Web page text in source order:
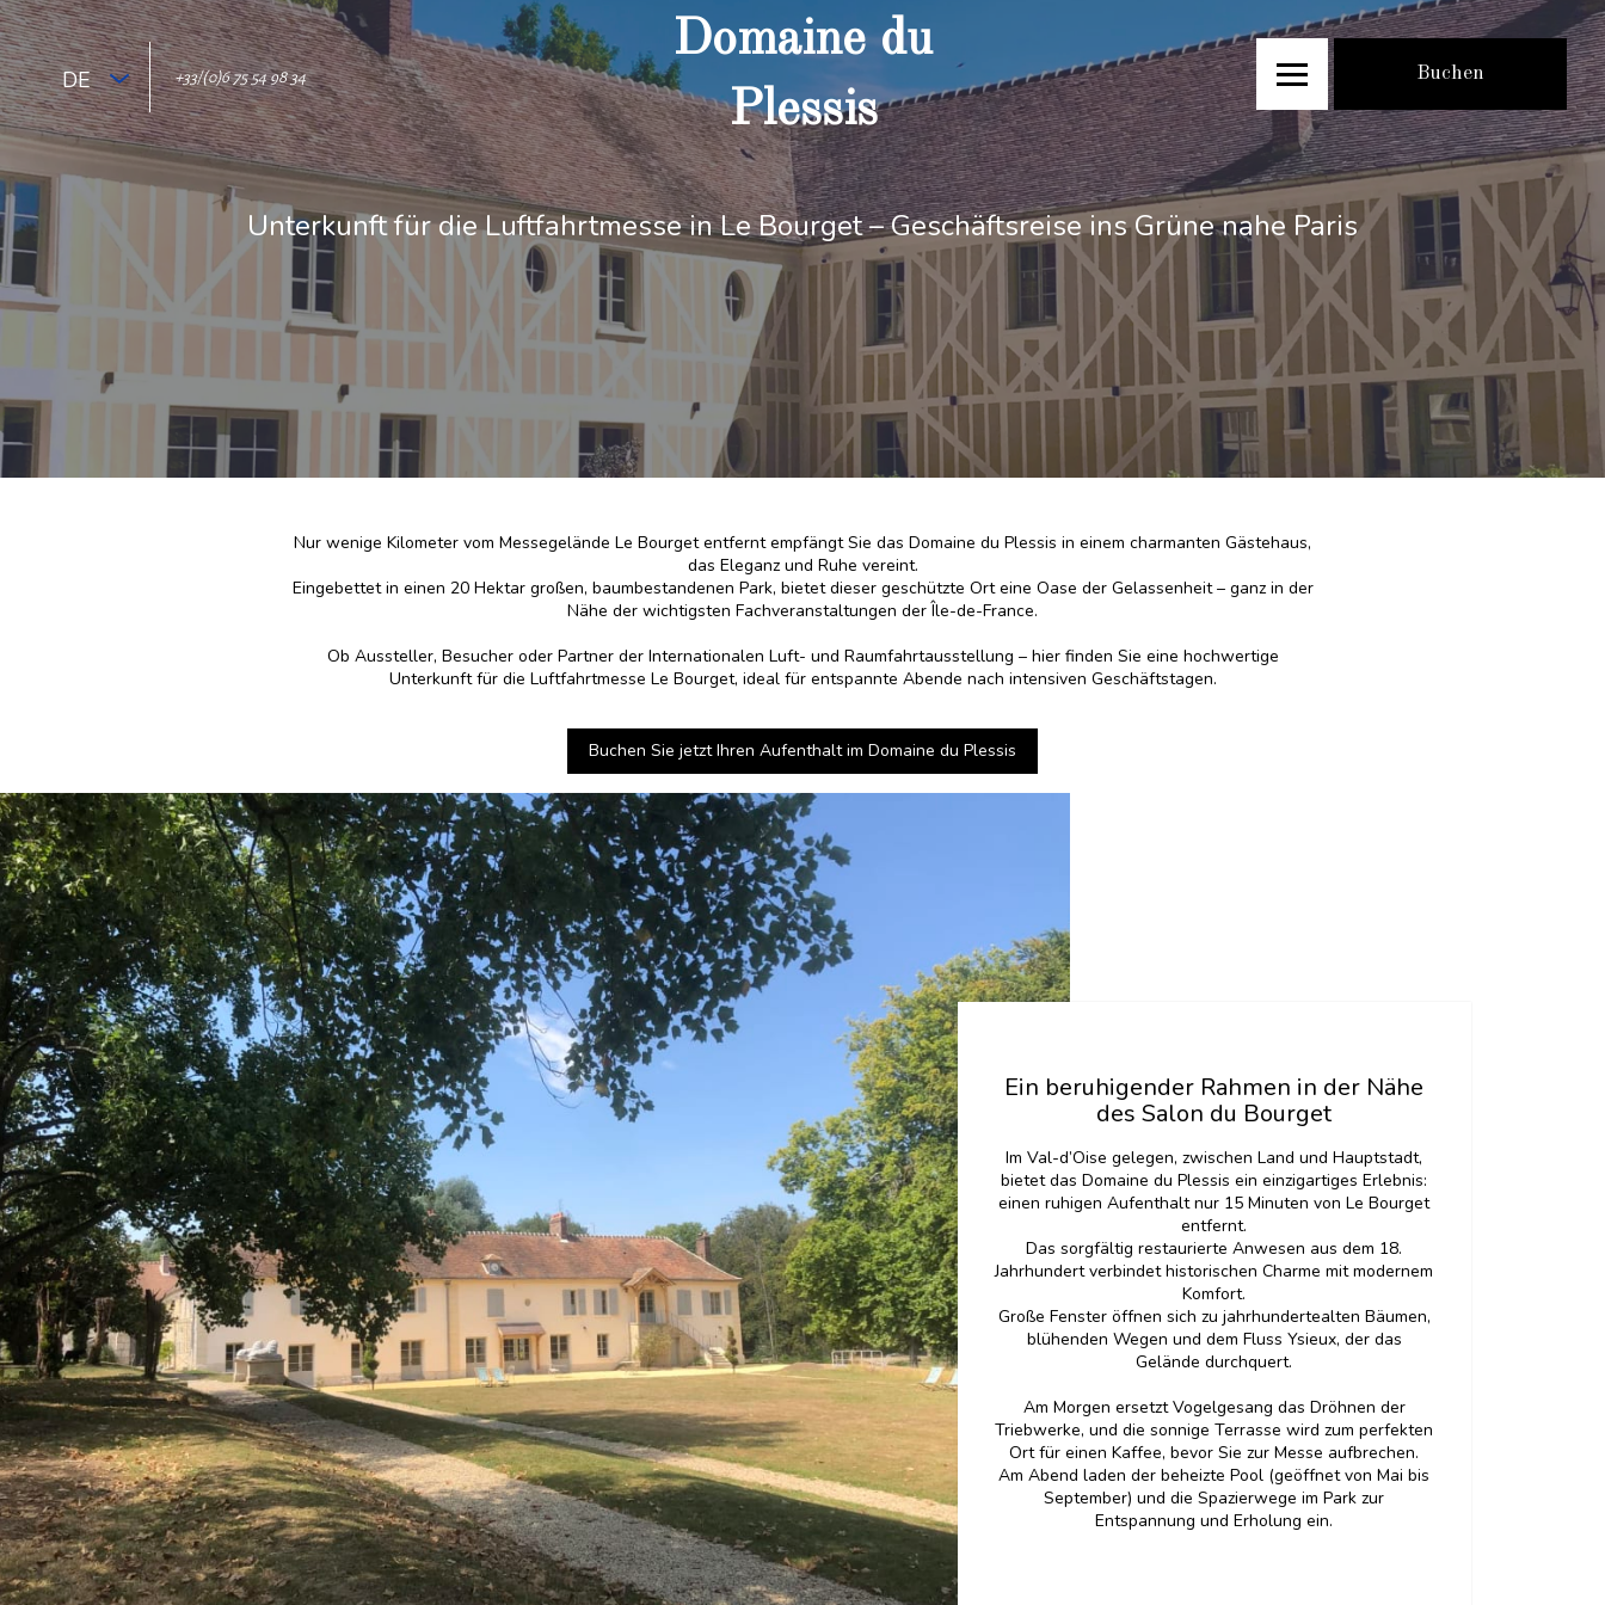
DE +33/(0)6 75 54 98 34
Domaine du
Plessis
Buchen
Unterkunft für die Luftfahrtmesse in Le Bourget – Geschäftsreise ins Grüne nahe Paris
Nur wenige Kilometer vom Messegelände Le Bourget entfernt empfängt Sie das Domaine du Plessis in einem charmanten Gästehaus,
das Eleganz und Ruhe vereint.
Eingebettet in einen 20 Hektar großen, baumbestandenen Park, bietet dieser geschützte Ort eine Oase der Gelassenheit – ganz in der
Nähe der wichtigsten Fachveranstaltungen der Île-de-France.
Ob Aussteller, Besucher oder Partner der Internationalen Luft- und Raumfahrtausstellung – hier finden Sie eine hochwertige
Unterkunft für die Luftfahrtmesse Le Bourget, ideal für entspannte Abende nach intensiven Geschäftstagen.
Buchen Sie jetzt Ihren Aufenthalt im Domaine du Plessis
Ein beruhigender Rahmen in der Nähe
des Salon du Bourget
Im Val-d’Oise gelegen, zwischen Land und Hauptstadt,
bietet das Domaine du Plessis ein einzigartiges Erlebnis:
einen ruhigen Aufenthalt nur 15 Minuten von Le Bourget
entfernt.
Das sorgfältig restaurierte Anwesen aus dem 18.
Jahrhundert verbindet historischen Charme mit modernem
Komfort.
Große Fenster öffnen sich zu jahrhundertealten Bäumen,
blühenden Wegen und dem Fluss Ysieux, der das
Gelände durchquert.
Am Morgen ersetzt Vogelgesang das Dröhnen der
Triebwerke, und die sonnige Terrasse wird zum perfekten
Ort für einen Kaffee, bevor Sie zur Messe aufbrechen.
Am Abend laden der beheizte Pool (geöffnet von Mai bis
September) und die Spazierwege im Park zur
Entspannung und Erholung ein.